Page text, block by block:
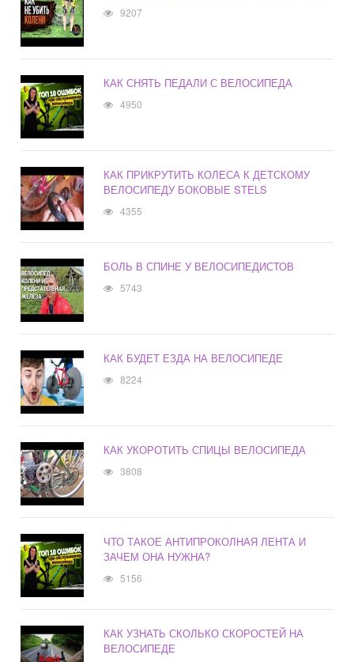
9207
КАК СНЯТЬ ПЕДАЛИ С ВЕЛОСИПЕДА
4950
КАК ПРИКРУТИТЬ КОЛЕСА К ДЕТСКОМУ
ВЕЛОСИПЕДУ БОКОВЫЕ STELS
4355
БОЛЬ В СПИНЕ У ВЕЛОСИПЕДИСТОВ
5743
КАК БУДЕТ ЕЗДА НА ВЕЛОСИПЕДЕ
8224
КАК УКОРОТИТЬ СПИЦЫ ВЕЛОСИПЕДА
3808
ЧТО ТАКОЕ АНТИПРОКОЛНАЯ ЛЕНТА И
ЗАЧЕМ ОНА НУЖНА?
5156
КАК УЗНАТЬ СКОЛЬКО СКОРОСТЕЙ НА
ВЕЛОСИПЕДЕ